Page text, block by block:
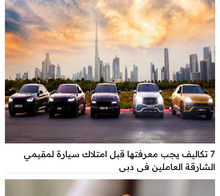
7 تكاليف يجب معرفتها قبل امتلاك سيارة لمقيمي
الشارقة العاملين في دبي